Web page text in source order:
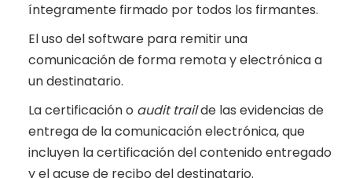
íntegramente firmado por todos los firmantes.
El uso del software para remitir una
comunicación de forma remota y electrónica a
un destinatario.
La certificación o audit trailde las evidencias de
entrega de la comunicación electrónica, que
incluyen la certificación del contenido entregado
y el acuse de recibo del destinatario.